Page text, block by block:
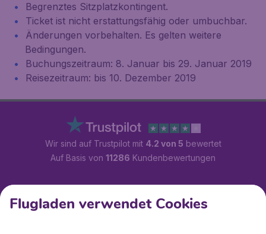
Begrenztes Sitzplatzkontingent.
Ticket ist nicht erstattungsfähig oder umbuchbar.
Änderungen vorbehalten. Es gelten weitere
Bedingungen.
Buchungszeitraum: 8. Januar bis 29. Januar 2019
Reisezeitraum: bis 10. Dezember 2019
Wir sind auf Trustpilot mit 4.2 von 5 bewertet
Auf Basis von 11286 Kundenbewertungen
Kundenservice
Flugladen verwendet Cookies